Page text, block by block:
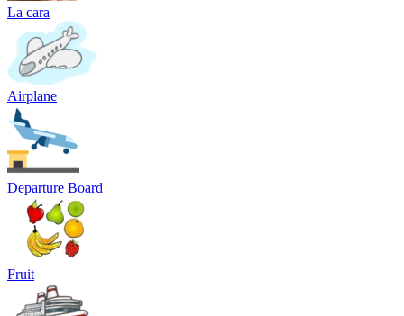
La cara
Airplane
Departure Board
Fruit